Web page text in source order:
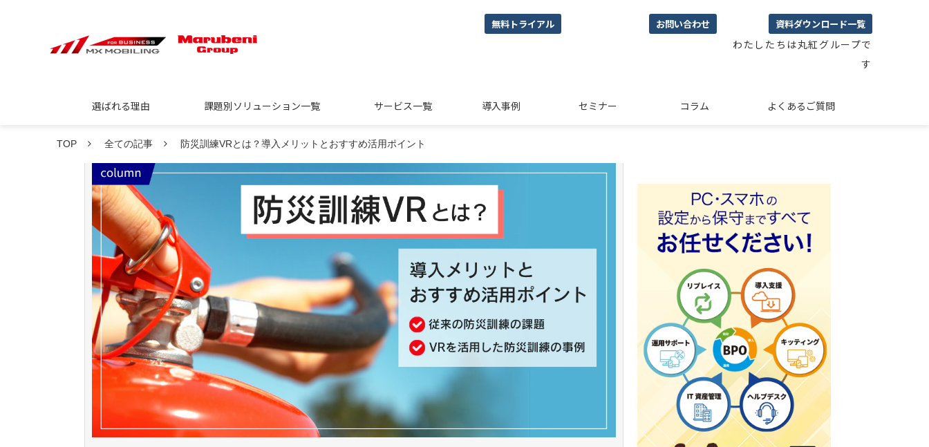
無料トライアル お問い合わせ 資料ダウンロード一覧
わたしたちは丸紅グループで
す
選ばれる理由 課題別ソリューション一覧 サービス一覧 導入事例 セミナー コラム よくあるご質問
TOP 全ての記事 防災訓練VRとは？導入メリットとおすすめ活用ポイント